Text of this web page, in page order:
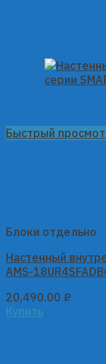
Быстрый
Блоки отдельно
Настенный
AMS-
20,490.00 ₽
Купить